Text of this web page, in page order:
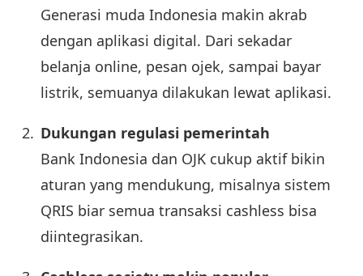
Generasi muda Indonesia makin akrab
dengan aplikasi digital. Dari sekadar
belanja online, pesan ojek, sampai bayar
listrik, semuanya dilakukan lewat aplikasi.
Dukungan regulasi pemerintah
Bank Indonesia dan OJK cukup aktif bikin
aturan yang mendukung, misalnya sistem
QRIS biar semua transaksi cashless bisa
diintegrasikan.